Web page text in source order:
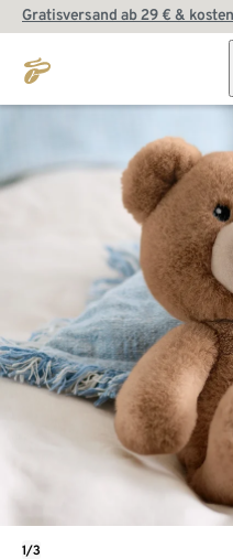
Gratisversand ab 29 € &
1/3